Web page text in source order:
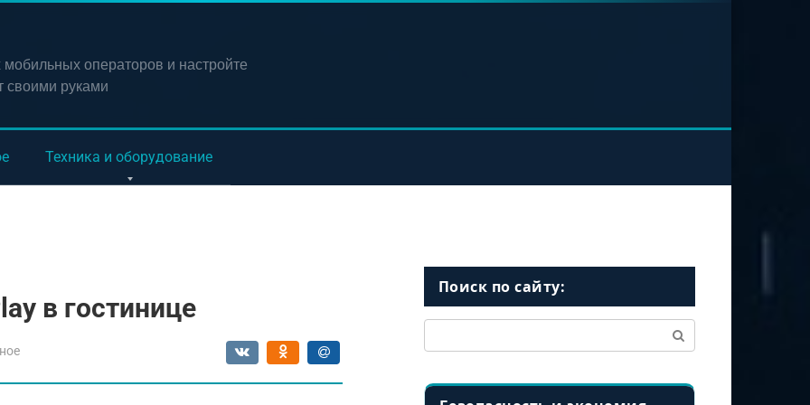
мобильных операторов и настройте
своими руками
Техника и оборудование
в гостинице
Поиск по сайту: